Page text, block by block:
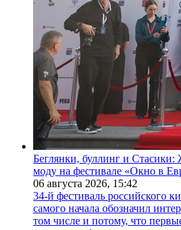
Беглянки, буллинг и Стасики:
моду на фестивале «Окно в
06 августа 2026, 15:42
34-й фестиваль российского
самого начала обозначил
том числе и потому, что